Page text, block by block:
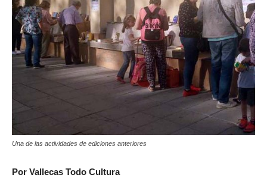
Una de las actividades de ediciones anteriores
Por Vallecas Todo Cultura